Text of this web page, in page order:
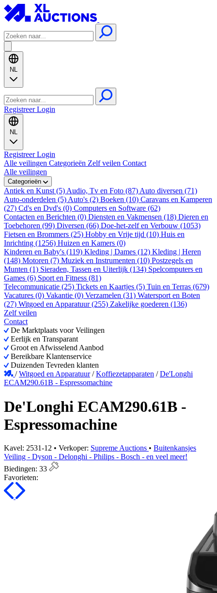
NL
RegistreerLogin
NL
RegistreerLogin
Alle veilingen Categorieën Zelf veilen Contact
Alle veilingen
Categorieën
Antiek en Kunst (5) Audio, Tv en Foto (87) Auto diversen (71)
Auto-onderdelen (5) Auto's (2) Boeken (10) Caravans en Kamperen
(27) Cd's en Dvd's (0) Computers en Software (62)
Contacten en Berichten (0) Diensten en Vakmensen (18) Dieren en
Toebehoren (99) Diversen (66) Doe-het-zelf en Verbouw (1053)
Fietsen en Brommers (25) Hobby en Vrije tijd (10) Huis en
Inrichting (1256) Huizen en Kamers (0)
Kinderen en Baby's (119) Kleding | Dames (12) Kleding | Heren
(148) Motoren (7) Muziek en Instrumenten (10) Postzegels en
Munten (1) Sieraden, Tassen en Uiterlijk (134) Spelcomputers en
Games (6) Sport en Fitness (81)
Telecommunicatie (25) Tickets en Kaartjes (5) Tuin en Terras (679)
Vacatures (0) Vakantie (0) Verzamelen (31) Watersport en Boten
(27) Witgoed en Apparatuur (255) Zakelijke goederen (136)
Zelf veilen
Contact
De Marktplaats voor Veilingen
Eerlijk en Transparant
Groot en Afwisselend Aanbod
Bereikbare Klantenservice
Duizenden Tevreden klanten
/Witgoed en Apparatuur /Koffiezetapparaten /De'Longhi
ECAM290.61B - Espressomachine
De'Longhi ECAM290.61B -
Espressomachine
Kavel: 2531-12 • Verkoper: Supreme Auctions • Buitenkansjes
Veiling - Dyson - Delonghi - Philips - Bosch - en veel meer!
Biedingen: 33
Favorieten: